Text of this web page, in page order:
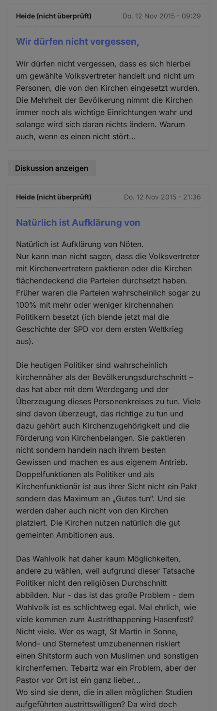
Heide (nicht überprüft) Do. 12 Nov 2015 - 09:29
Wir dürfen nicht vergessen,
Wir dürfen nicht vergessen, dass es sich hierbei
um gewählte Volksvertreter handelt und nicht um
Personen, die von den Kirchen eingesetzt wurden.
Die Mehrheit der Bevölkerung nimmt die Kirchen
immer noch als wichtige Einrichtungen wahr und
solange wird sich daran nichts ändern. Warum
auch, wenn es einen nicht stört...
Diskussion anzeigen
Heide (nicht überprüft) Do. 12 Nov 2015 - 21:36
Natürlich ist Aufklärung von
Natürlich ist Aufklärung von Nöten.
Nur kann man nicht sagen, dass die Volksvertreter
mit Kirchenvertretern paktieren oder die Kirchen
flächendeckend die Parteien durchsetzt haben.
Früher waren die Parteien wahrscheinlich sogar zu
100% mit mehr oder weniger kirchennahen
Politikern besetzt (ich blende jetzt mal die
Geschichte der SPD vor dem ersten Weltkrieg
aus).
Die heutigen Politiker sind wahrscheinlich
kirchennäher als der Bevölkerungsdurchschnitt –
das hat aber mit dem Werdegang und der
Überzeugung dieses Personenkreises zu tun. Viele
sind davon überzeugt, das richtige zu tun und
dazu gehört auch Kirchenzugehörigkeit und die
Förderung von Kirchenbelangen. Sie paktieren
nicht sondern handeln nach ihrem besten
Gewissen und machen es aus eigenem Antrieb.
Doppelfunktionen als Politiker und als
Kirchenfunktionär ist aus ihrer Sicht nicht ein Pakt
sondern das Maximum an „Gutes tun“. Und sie
werden daher auch nicht von den Kirchen
platziert. Die Kirchen nutzen natürlich die gut
gemeinten Ambitionen aus.
Das Wahlvolk hat daher kaum Möglichkeiten,
andere zu wählen, weil aufgrund dieser Tatsache
Politiker nicht den religiösen Durchschnitt
abbilden. Nur - das ist das große Problem - dem
Wahlvolk ist es schlichtweg egal. Mal ehrlich, wie
viele kommen zum Austritthappening Hasenfest?
Nicht viele. Wer es wagt, St Martin in Sonne,
Mond- und Sternefest umzubenennen riskiert
einen Shitstorm auch von Muslimen und sonstigen
kirchenfernen. Tebartz war ein Problem, aber der
Pastor vor Ort ist ein ganz lieber...
Wo sind sie denn, die in allen möglichen Studien
aufgeführten austrittswilligen? Da wird doch